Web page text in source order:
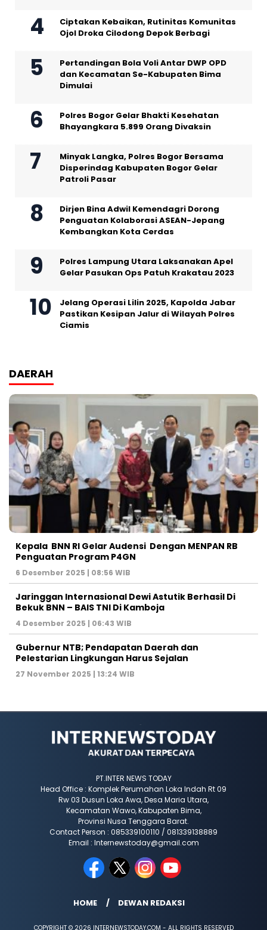
Ciptakan Kebaikan, Rutinitas Komunitas
Ojol Droka Cilodong Depok Berbagi
Pertandingan Bola Voli Antar DWP OPD
dan Kecamatan Se-Kabupaten Bima
Dimulai
Polres Bogor Gelar Bhakti Kesehatan
Bhayangkara 5.899 Orang Divaksin
Minyak Langka, Polres Bogor Bersama
Disperindag Kabupaten Bogor Gelar
Patroli Pasar
Dirjen Bina Adwil Kemendagri Dorong
Penguatan Kolaborasi ASEAN-Jepang
Kembangkan Kota Cerdas
Polres Lampung Utara Laksanakan Apel
Gelar Pasukan Ops Patuh Krakatau 2023
Jelang Operasi Lilin 2025, Kapolda Jabar
Pastikan Kesipan Jalur di Wilayah Polres
Ciamis
DAERAH
Kepala BNN RI Gelar Audensi Dengan MENPAN RB
Penguatan Program P4GN
6 Desember 2025 | 08:56 WIB
Jaringgan Internasional Dewi Astutik Berhasil Di
Bekuk BNN – BAIS TNI Di Kamboja
4 Desember 2025 | 06:43 WIB
Gubernur NTB; Pendapatan Daerah dan
Pelestarian Lingkungan Harus Sejalan
27 November 2025 | 13:24 WIB
PT.INTER NEWS TODAY
Head Office : Komplek Perumahan Loka Indah Rt 09
Rw 03 Dusun Loka Awa, Desa Maria Utara,
Kecamatan Wawo, Kabupaten Bima,
Provinsi Nusa Tenggara Barat.
Contact Person : 085339100110 / 081339138889
Email : Internewstoday@gmail.com
HOME DEWAN REDAKSI
COPYRIGHT © 2026 INTERNEWSTODAY.COM - ALL RIGHTS RESERVED